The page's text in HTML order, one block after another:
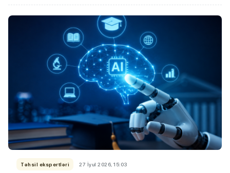
Təhsil ekspertləri 27 İyul 2026, 15:03